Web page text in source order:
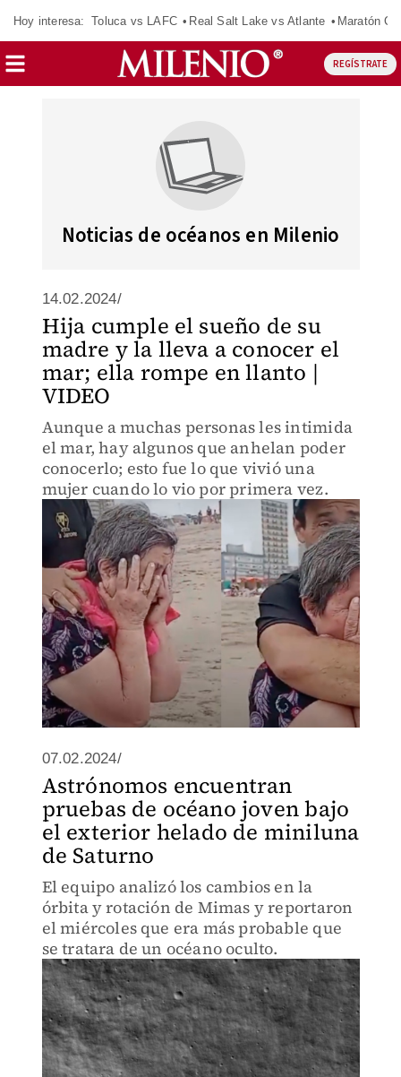
Hoy interesa: Toluca vs LAFC Real Salt Lake vs Atlante Maratón
REGÍSTRATE
Noticias de océanos en Milenio
14.02.2024/
Hija cumple el sueño de su
madre y la lleva a conocer el
mar; ella rompe en llanto |
VIDEO
Aunque a muchas personas les intimida
el mar, hay algunos que anhelan poder
conocerlo; esto fue lo que vivió una
mujer cuando lo vio por primera vez.
07.02.2024/
Astrónomos encuentran
pruebas de océano joven bajo
el exterior helado de miniluna
de Saturno
El equipo analizó los cambios en la
órbita y rotación de Mimas y reportaron
el miércoles que era más probable que
se tratara de un océano oculto.